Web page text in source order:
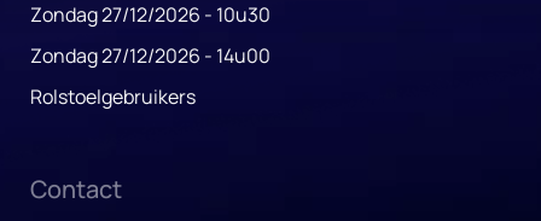
Zondag 27/12/2026 - 10u30
Zondag 27/12/2026 - 14u00
Rolstoelgebruikers
Contact